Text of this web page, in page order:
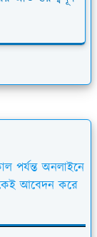
পর্যন্ত অনলাইনে
আবেদন করে